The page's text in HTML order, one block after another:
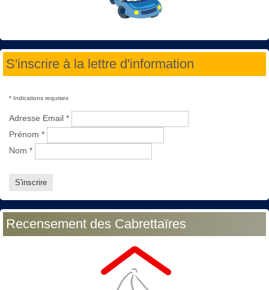
S'inscrire à la lettre d'information
* Indications requises
Adresse Email *
Prénom *
Nom *
Recensement des Cabrettaïres